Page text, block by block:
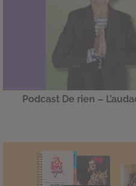
Podcast De rien –